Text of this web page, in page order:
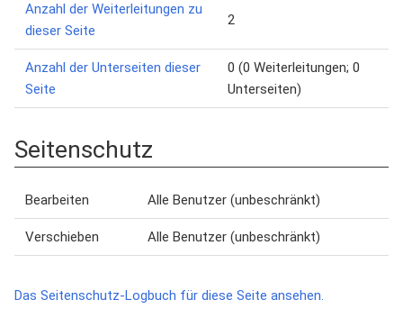
Anzahl der Weiterleitungen zu
dieser Seite
2
Anzahl der Unterseiten dieser
Seite
0 (0 Weiterleitungen; 0
Unterseiten)
Seitenschutz
Bearbeiten Alle Benutzer (unbeschränkt)
Verschieben Alle Benutzer (unbeschränkt)
Das Seitenschutz-Logbuch für diese Seite ansehen.